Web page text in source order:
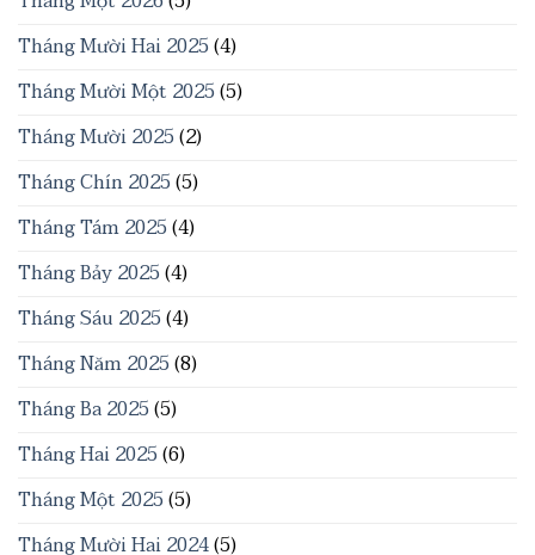
Tháng Mười Hai 2025(4)
Tháng Mười Một 2025(5)
Tháng Mười 2025(2)
Tháng Chín 2025(5)
Tháng Tám 2025(4)
Tháng Bảy 2025(4)
Tháng Sáu 2025(4)
Tháng Năm 2025(8)
Tháng Ba 2025(5)
Tháng Hai 2025(6)
Tháng Một 2025(5)
Tháng Mười Hai 2024(5)